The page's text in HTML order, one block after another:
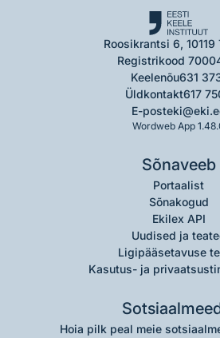
Roosikrantsi 6, 10119
Registrikood
Keelenõu631
Üldkontakt617
E-post
Wordweb App
Sõnaveeb
Portaalist
Sõnakogud
Ekilex API
Uudised ja
Ligipääsetavuse
Kasutus- ja
Hoia pilk peal meie